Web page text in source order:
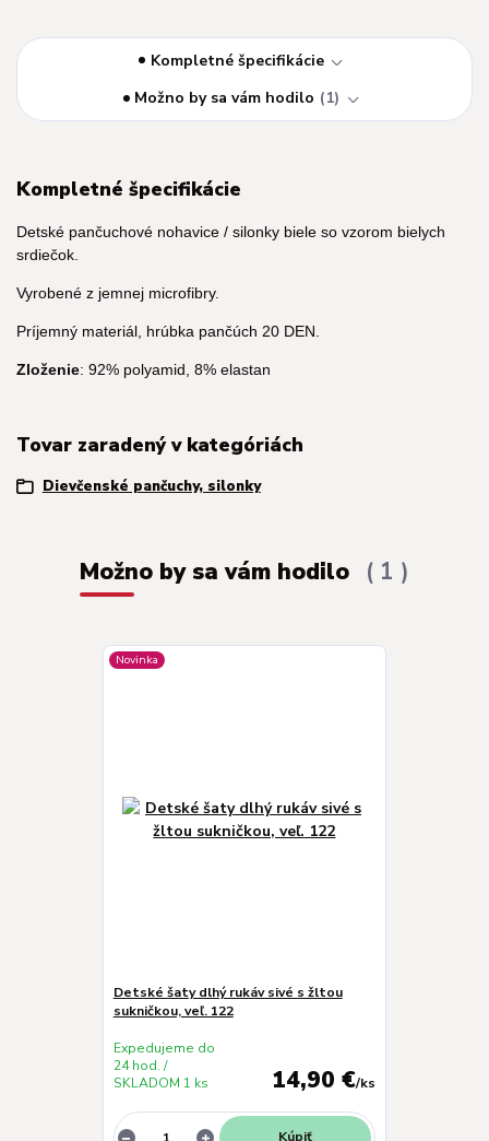
Kompletné špecifikácie
Možno by sa vám hodilo
1
Kompletné špecifikácie
Detské pančuchové nohavice / silonky biele so vzorom bielych
srdiečok.
Vyrobené z jemnej microfibry.
Príjemný materiál, hrúbka pančúch 20 DEN.
Zloženie: 92% polyamid, 8% elastan
Tovar zaradený v kategóriách
Dievčenské pančuchy, silonky
Možno by sa vám hodilo 1
Novinka
Detské šaty dlhý rukáv sivé s žltou
sukničkou, veľ. 122
14,90 €/ks
Expedujeme do
24 hod. /
SKLADOM 1 ks
Kúpiť